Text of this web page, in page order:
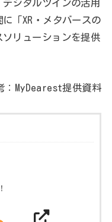
ジタルツインの活用
「XR・メタバースの
リューションを提供
：MyDearest提供資料